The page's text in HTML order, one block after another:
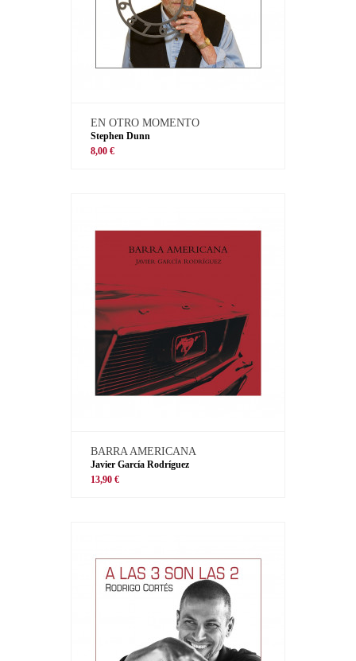
EN OTRO MOMENTO
Stephen Dunn
8,00 €
BARRA AMERICANA
Javier García Rodríguez
13,90 €